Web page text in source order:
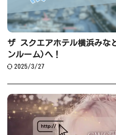
ザ スクエアホテル横浜みな
ンルーム)へ！
2025/3/27